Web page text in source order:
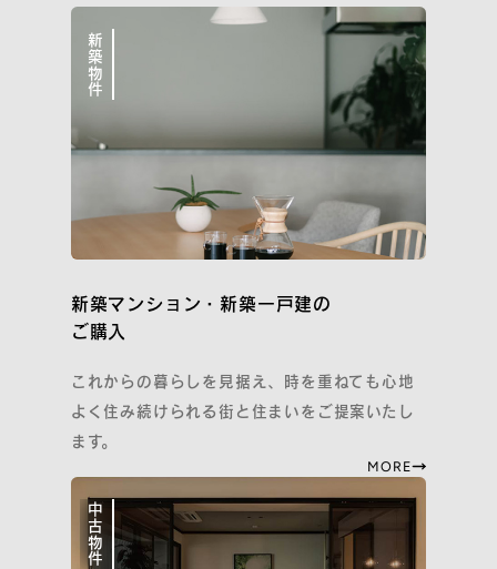
イニシア10のこと
私たちについて
イニシアラウンジ三田
売却・買い替え・買取りのご相談
住まいのコラム
イニシアのサステナビリティ活動
ご紹介特典
再取引特典
すごしかたコンシェルジュ
SNS
Instagram
Facebook
YouTube
note
新築物件
新築マンション・新築一戸建の
ご購入
これからの暮らしを見据え、時を重ねても心地
よく住み続けられる街と住まいをご提案いたし
ます。
MORE
中古物件